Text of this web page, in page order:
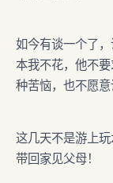
如今有谈一个了
本我不花，他不
种苦恼，也不愿意
这几天不是游上
带回家见父母！